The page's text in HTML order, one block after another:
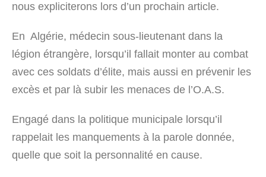
nous expliciterons lors d’un prochain article.
En Algérie, médecin sous-lieutenant dans la
légion étrangère, lorsqu’il fallait monter au combat
avec ces soldats d’élite, mais aussi en prévenir les
excès et par là subir les menaces de l’O.A.S.
Engagé dans la politique municipale lorsqu’il
rappelait les manquements à la parole donnée,
quelle que soit la personnalité en cause.